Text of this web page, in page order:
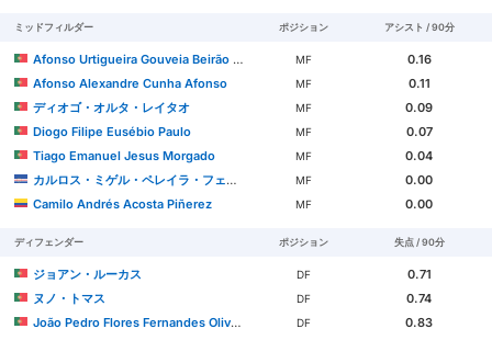
ミッドフィルダー ポジション アシスト / 90分
Afonso Urtigueira Gouveia Beirão Valente MF
0.16
Afonso Alexandre Cunha Afonso
MF
0.11
ディオゴ・オルタ・レイタオ
MF
0.09
Diogo Filipe Eusébio Paulo
MF
0.07
Tiago Emanuel Jesus Morgado
MF
0.04
カルロス・ミゲル・ペレイラ・フェルナンデス
MF
0.00
Camilo Andrés Acosta Piñerez
MF 0.00
ディフェンダー ポジション 失点 / 90分
ジョアン・ルーカス DF
0.71
ヌノ・トマス
DF
0.74
João Pedro Flores Fernandes Oliveira Machado
DF
0.83